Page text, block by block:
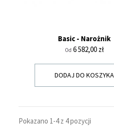
Basic - Narożnik
Od Cena
6 582,00 zł
DODAJ DO KOSZYKA
Pokazano 1-4 z 4 pozycji